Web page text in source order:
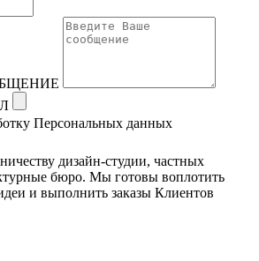
Персональных данных
дизайн-студии, частных
бюро. Мы готовы воплотить
и выполнить заказы Клиентов